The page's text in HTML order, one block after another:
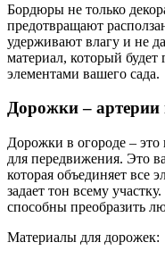
Бордюры не только
предотвращают
удерживают влагу и не
материал, который
элементами вашего сада.
Дорожки – артерии
Дорожки в огороде –
для передвижения. Это
которая объединяет
задает тон всему
способны преобразить
Материалы для дорожек: